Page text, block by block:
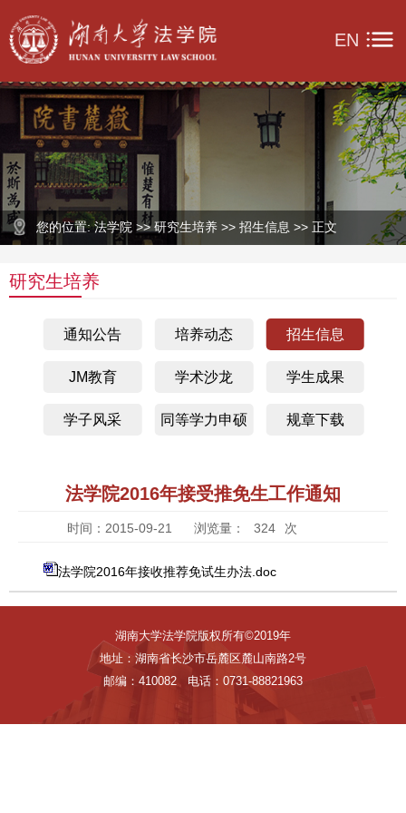
EN
您的位置: 法学院 >> 研究生培养 >> 招生信息 >> 正文
研究生培养
通知公告 培养动态 招生信息
JM教育 学术沙龙 学生成果
学子风采 同等学力申硕 规章下载
法学院2016年接受推免生工作通知
时间：2015-09-21 浏览量： 324 次
法学院2016年接收推荐免试生办法.doc
湖南大学法学院版权所有©2019年
地址：湖南省长沙市岳麓区麓山南路2号
邮编：410082 电话：0731-88821963